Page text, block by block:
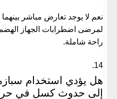
نعم لا يوجد تعارض مباشر
لمرضى اضطرابات الجهاز
راحة شاملة.
هل يؤدي استخدام
إلى حدوث كسل في